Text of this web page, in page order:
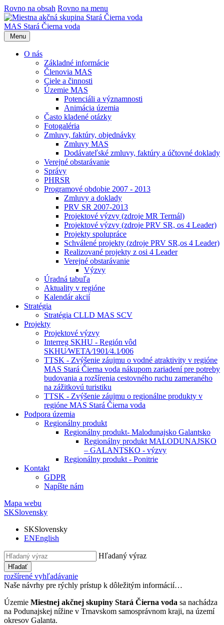
Rovno na obsah Rovno na menu
MAS Stará Čierna voda
Menu
O nás
Základné informácie
Členovia MAS
Ciele a činnosti
Územie MAS
Potenciáli a významnosti
Animácia územia
Často kladené otázky
Fotogaléria
Zmluvy, faktúry, objednávky
Zmluvy MAS
Dodávateľské zmluvy, faktúry a účtovné doklady
Verejné obstarávanie
Správy
PHRSR
Programové obdobie 2007 - 2013
Zmluvy a doklady
PRV SR 2007-2013
Projektové výzvy (zdroje MR Termál)
Projektové výzvy (zdroje PRV SR, os 4 Leader)
Projekty spolupráce
Schválené projekty (zdroje PRV SR,os 4 Leader)
Realizované projekty z osi 4 Leader
Verejné obstarávanie
Výzvy
Úradná tabuľa
Aktuality v regióne
Kalendár akcií
Stratégia
Stratégia CLLD MAS SCV
Projekty
Projektové výzvy
Interreg SKHU - Región vôd
SKHU⁄WETA⁄1901⁄4.1⁄006
TTSK - Zvýšenie záujmu o vodné atraktivity v regióne
MAS Stará Čierna voda nákupom zariadení pre potreby
budovania a rozšírenia cestovného ruchu zameraného
na zážitkovú turistiku
TTSK - Zvýšenie záujmu o regionálne produkty v
regióne MAS Stará Čierna voda
Podpora územia
Regionálny produkt
Regionálny produkt- Malodunajsko Galantsko
Regionálny produkt MALODUNAJSKO
– GALANTSKO - výzvy
Regionálny produkt - Ponitrie
Kontakt
GDPR
Napíšte nám
Mapa webu
SKSlovensky
SKSlovensky
ENEnglish
Hľadaný výraz
Hľadať
rozšírené vyhľadávanie
Naše návrhy pre rýchly prístup k dôležitým informácií…
Územie Miestnej akčnej skupiny Stará Čierna voda sa nachádza
na Podunajskej nížine v Trnavskom samosprávnom kraji, na území
okresov Galanta.